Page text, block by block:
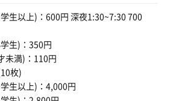
生以上)：600円 深夜1:30~7:30 700
生)：350円
未満)：110円
枚)
生以上)：4,000円